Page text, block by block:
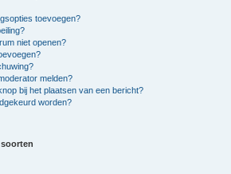
toevoegen?
niet openen?
melden?
bij het plaatsen van een bericht?
worden?